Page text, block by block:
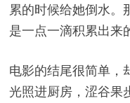
累的时候给她倒水。
是一点一滴积累出来
电影的结尾很简单，
光照进厨房，涩谷果